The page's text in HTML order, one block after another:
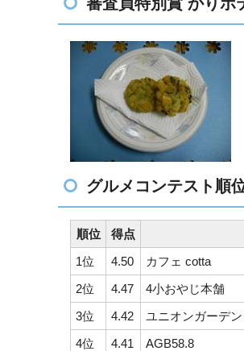
グルメコンテスト順
順位 得点
1位
4.50 カフェ cotta
2位
4.47 4小おやじ本舗
3位
4.42 ユニオンガーデン
4位
4.41 AGB58.8